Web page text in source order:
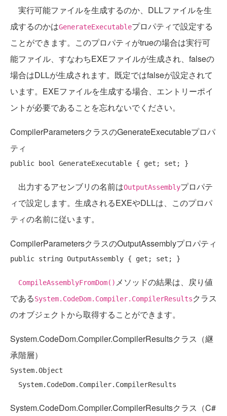
実行可能ファイルを生成するのか、DLLファイルを生
成するのかはGenerateExecutableプロパティで設定する
ことができます。このプロパティがtrueの場合は実行可
能ファイル、すなわちEXEファイルが生成され、falseの
場合はDLLが生成されます。既定ではfalseが設定されて
います。EXEファイルを生成する場合、エントリーポイ
ントが必要であることを忘れないでください。
CompilerParametersクラスのGenerateExecutableプロパ
ティ
public bool GenerateExecutable { get ; set
出力するアセンブリの名前はOutputAssemblyプロパテ
ィで設定します。生成されるEXEやDLLは、このプロパ
ティの名前に従います。
CompilerParametersクラスのOutputAssemblyプロパティ
public string OutputAssembly { get ; set
CompileAssemblyFromDom() メソッドの結果は、戻り値
であるSystem.CodeDom.Compiler.CompilerResultsクラス
のオブジェクトから取得することができます。
System.CodeDom.Compiler.CompilerResultsクラス（継
承階層）
System.Object
System.CodeDom.Compiler.CompilerResultsクラス（C#